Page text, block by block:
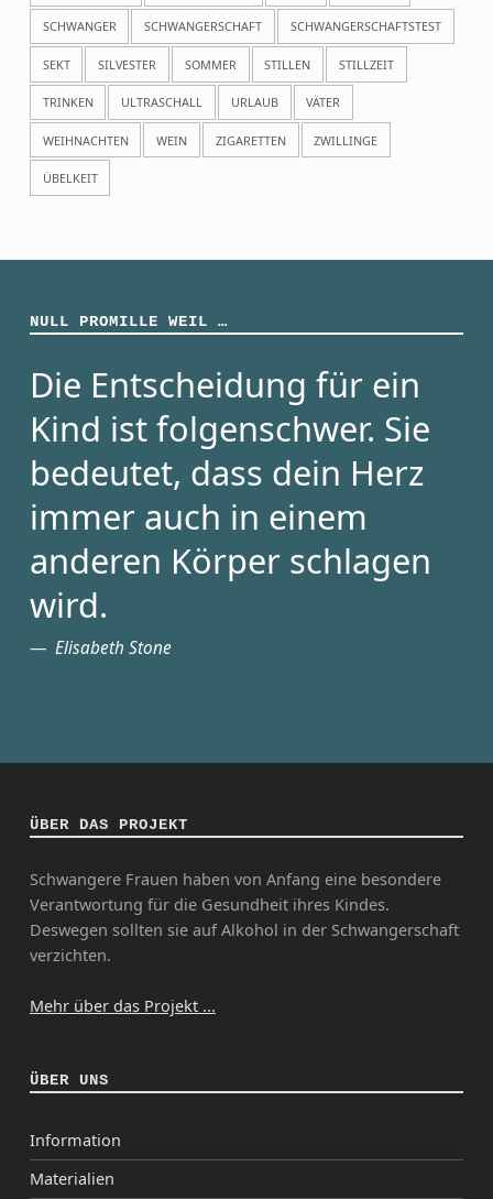
SCHWANGER SCHWANGERSCHAFT SCHWANGERSCHAFTSTEST
SEKT SILVESTER SOMMER STILLEN STILLZEIT
TRINKEN ULTRASCHALL URLAUB VÄTER
WEIHNACHTEN WEIN ZIGARETTEN ZWILLINGE
ÜBELKEIT
NULL PROMILLE WEIL …
Die Entscheidung für ein
Kind ist folgenschwer. Sie
bedeutet, dass dein Herz
immer auch in einem
anderen Körper schlagen
wird.
Elisabeth Stone
ÜBER DAS PROJEKT
Schwangere Frauen haben von Anfang eine besondere
Verantwortung für die Gesundheit ihres Kindes.
Deswegen sollten sie auf Alkohol in der Schwangerschaft
verzichten.
Mehr über das Projekt ...
ÜBER UNS
Information
Materialien